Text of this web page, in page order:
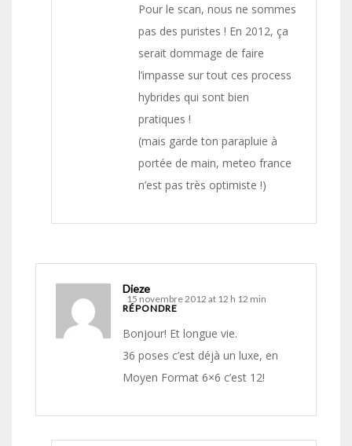
Pour le scan, nous ne sommes
pas des puristes ! En 2012, ça
serait dommage de faire
l’impasse sur tout ces process
hybrides qui sont bien
pratiques !
(mais garde ton parapluie à
portée de main, meteo france
n’est pas très optimiste !)
Dieze
15 novembre 2012 at 12 h 12 min
RÉPONDRE
Bonjour! Et longue vie.
36 poses c’est déjà un luxe, en
Moyen Format 6×6 c’est 12!